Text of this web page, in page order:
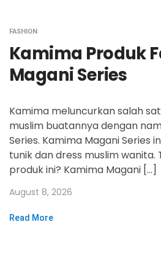
FASHION
Kamima Produk
Magani Series
Kamima meluncurkan salah
muslim buatannya dengan
Series. Kamima Magani Series
tunik dan dress muslim
produk ini? Kamima Magani […]
August 8, 2026
Read More